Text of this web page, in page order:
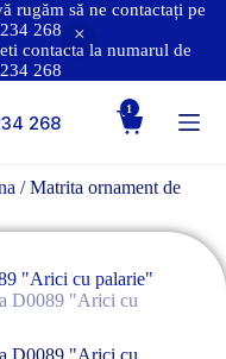
rugăm să ne contactați pe
268
contacta la numarul de
268
268
1
/ Matrita ornament de